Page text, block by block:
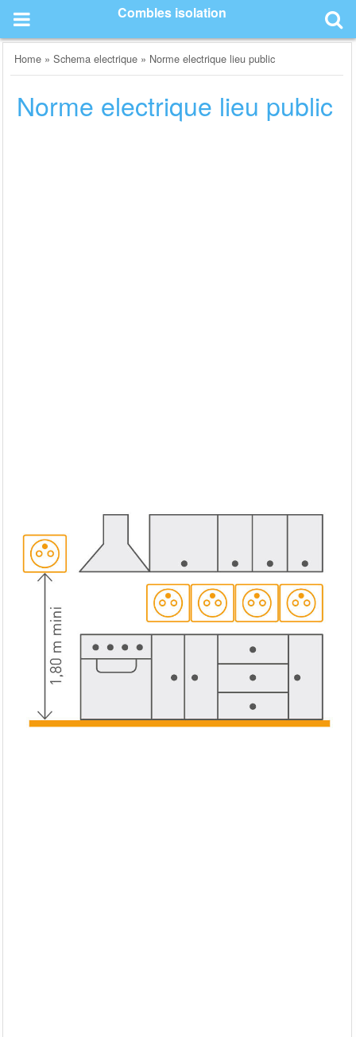
content
Combles isolation
Home »Schema electrique » Norme electrique lieu public
Norme electrique lieu public